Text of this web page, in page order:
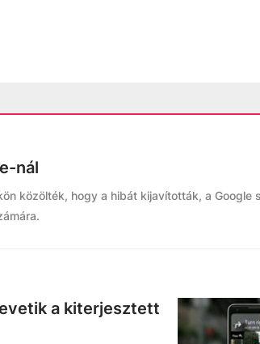
nál
közölték, hogy a hibát kijavították, a Google
a kiterjesztett